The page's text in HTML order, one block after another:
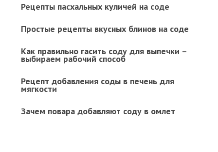
Рецепты пасхальных куличей на соде
Простые рецепты вкусных блинов на соде
Как правильно гасить соду для выпечки –
выбираем рабочий способ
Рецепт добавления соды в печень для
мягкости
Зачем повара добавляют соду в омлет